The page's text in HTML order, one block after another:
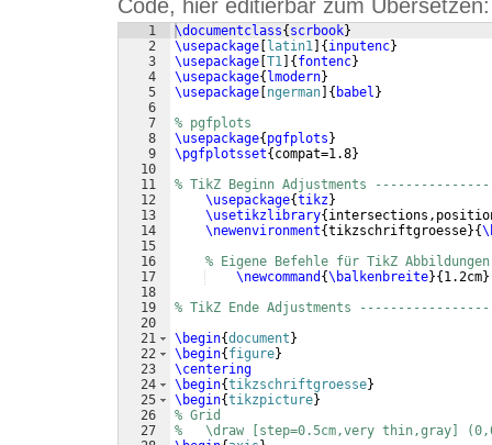
Code, hier editierbar zum Übersetzen:
1
2
3
4
5
6
7
8
9
10
11
12
13
14
15
16
17
18
19
20
21
22
23
24
25
26
27
\documentclass{ scrbook}
\usepackage
latin1 { inputenc}
\usepackage T1 { fontenc}
\usepackage{ lmodern}
\usepackage ngerman { babel }
% pgfplots
\usepackage{ pgfplots }
\pgfplotsset{ compat=1.8}
% TikZ Beginn Adjustments
\usepackage{tikz}
\usetikzlibrary{
\newenvironment{tikzschriftgroesse}{
% Eigene Befehle für TikZ
\newcommand {\balkenbreite}{ 1.2cm}
% TikZ Ende Adjustments
\begin{document }
\begin{ figure}
\centering
\begin{tikzschriftgroesse}
\begin{tikzpicture}
% Grid
%   \draw [step=0.5cm,very thin,gray]